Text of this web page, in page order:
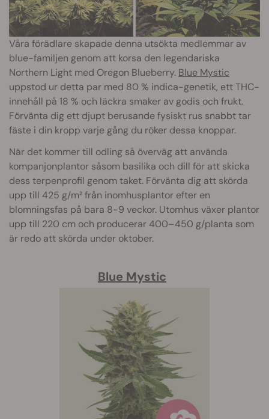
Våra förädlare skapade denna utsökta medlemmar av
blue-familjen genom att korsa den legendariska
Northern Light med Oregon Blueberry. Blue Mystic
uppstod ur detta par med 80 % indica-genetik, ett THC-
innehåll på 18 % och läckra smaker av godis och frukt.
Förvänta dig ett djupt berusande fysiskt rus snabbt tar
fäste i din kropp varje gång du röker dessa knoppar.
När det kommer till odling så överväg att använda
kompanjonplantor såsom basilika och dill för att skicka
dess terpenprofil genom taket. Förvänta dig att skörda
upp till 425 g/m² från inomhusplantor efter en
blomningsfas på bara 8-9 veckor. Utomhus växer plantor
upp till 220 cm och producerar 400–450 g/planta som
är redo att skörda under oktober.
Blue Mystic